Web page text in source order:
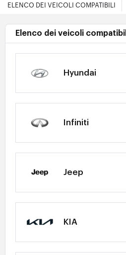
ELENCO DEI VEICOLI COMPATIBILI
Elenco dei veicoli
Hyundai
Infiniti
Jeep
KIA